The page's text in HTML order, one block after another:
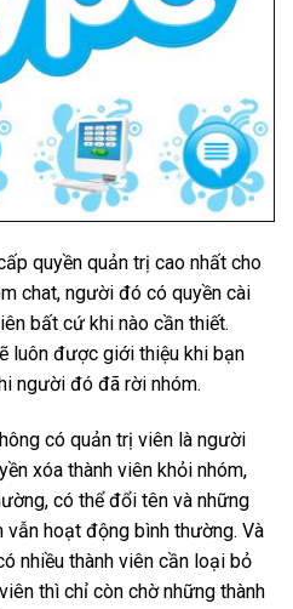
quyền quản trị cao nhất cho
chat, người đó có quyền cài
bất cứ khi nào cần thiết.
luôn được giới thiệu khi bạn
người đó đã rời nhóm.
có quản trị viên là người
xóa thành viên khỏi nhóm,
có thể đổi tên và những
hoạt động bình thường. Và
nhiều thành viên cần loại bỏ
thì chỉ còn chờ những thành